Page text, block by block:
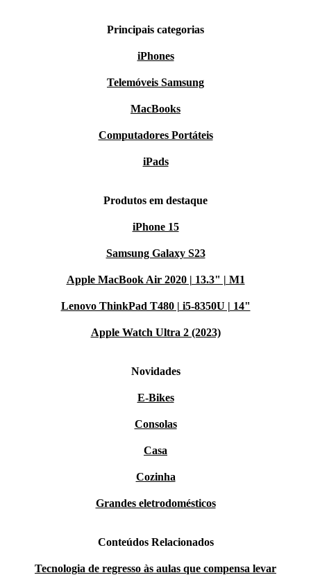
Principais categorias
iPhones
Telemóveis Samsung
MacBooks
Computadores Portáteis
iPads
Produtos em destaque
iPhone 15
Samsung Galaxy S23
Apple MacBook Air 2020 | 13.3" | M1
Lenovo ThinkPad T480 | i5-8350U | 14"
Apple Watch Ultra 2 (2023)
Novidades
E-Bikes
Consolas
Casa
Cozinha
Grandes eletrodomésticos
Conteúdos Relacionados
Tecnologia de regresso às aulas que compensa levar